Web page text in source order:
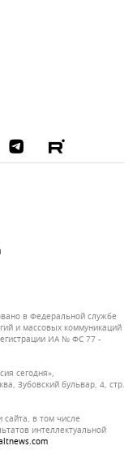
в Федеральной службе
и массовых коммуникаций
ИА № ФС 77 -
сегодня»,
Зубовский бульвар, 4, стр.
в том числе
интеллектуальной